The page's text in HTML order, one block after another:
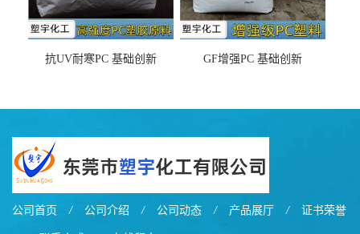
抗UV耐寒PC 基础创新
GF增强PC 基础创新
公司首页 / 公司介绍 / 公司动态 / 产品展厅 / 证书荣誉